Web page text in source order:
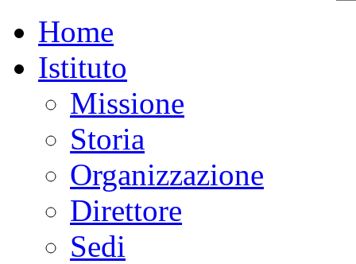
Home
Istituto
Missione
Storia
Organizzazione
Direttore
Sedi